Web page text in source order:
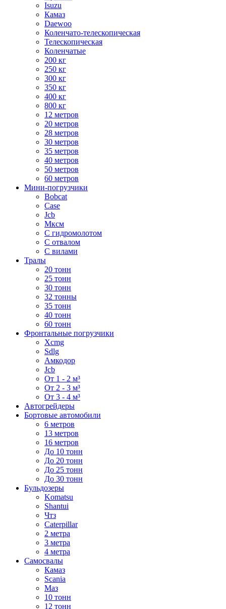
Isuzu
Камаз
Daewoo
Коленчато-телескопическая
Телескопическая
Коленчатые
200 кг
250 кг
300 кг
350 кг
400 кг
800 кг
12 метров
20 метров
28 метров
30 метров
35 метров
40 метров
50 метров
60 метров
Мини-погрузчики
Bobcat
Case
Jcb
Мксм
С гидромолотом
С отвалом
С вилами
Тралы
20 тонн
25 тонн
30 тонн
32 тонны
35 тонн
40 тонн
60 тонн
Фронтальные погрузчики
Xcmg
Sdlg
Амкодор
Jcb
От 1 - 2 м³
От 2 - 3 м³
От 3 - 4 м³
Автогрейдеры
Бортовые автомобили
6 метров
13 метров
16 метров
До 10 тонн
До 20 тонн
До 25 тонн
До 30 тонн
Бульдозеры
Komatsu
Shantui
Чтз
Caterpillar
2 метра
3 метра
4 метра
Самосвалы
Камаз
Scania
Маз
10 тонн
12 тонн